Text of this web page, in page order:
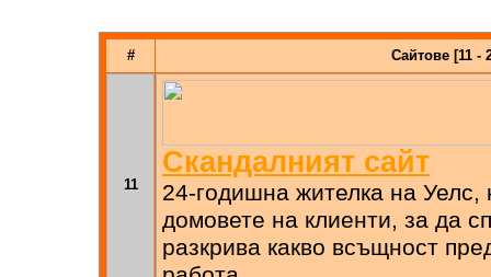
# Сайтове [11 -
11
Скандалният сайт
24-годишна жителка на Уелс,
домовете на клиенти, за да
разкрива какво всъщност